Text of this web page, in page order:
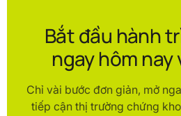
Bắt đầu hành
ngay hôm nay
Chỉ vài bước đơn giản, mở
tiếp cận thị trường chứng